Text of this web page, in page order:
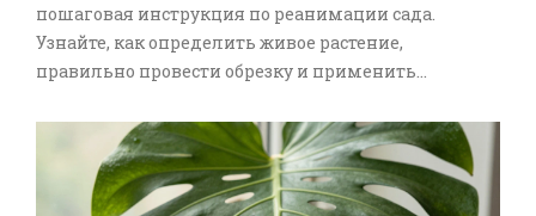
пошаговая инструкция по реанимации сада.
Узнайте, как определить живое растение,
правильно провести обрезку и применить